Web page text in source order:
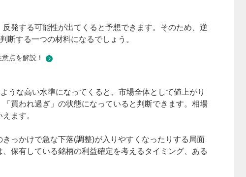
発する可能性が出てくると予想できます。そのため、逆
断する一つの材料になるでしょう。
点を解説！
うな高い水準になってくると、市場全体として値上がり
買われ過ぎ」の状態になっていると判断できます。相場
ます。
っかけで急な下落(調整)が入りやすくなったりする局面
保有している銘柄の利益確定を考えるタイミング、ある